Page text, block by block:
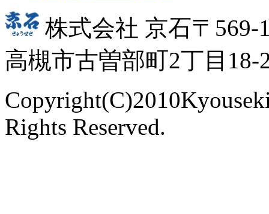
株式会社 京石〒569-
高槻市古曽部町2丁目18-
Rights Reserved.